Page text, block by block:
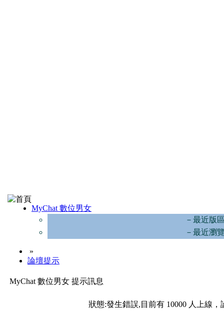
MyChat 數位男女
－最近版
－最近瀏
»
論壇提示
MyChat 數位男女 提示訊息
狀態:發生錯誤,目前有 10000 人上線